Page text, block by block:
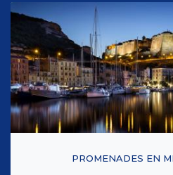
PROMENADES EN